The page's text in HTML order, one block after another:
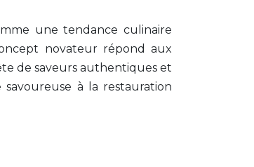
une tendance culinaire
novateur répond aux
de saveurs authentiques et
à la restauration